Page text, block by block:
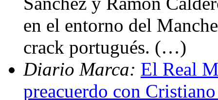
en el entorno del
crack portugués. (…)
Diario Marca: El Real
preacuerdo con